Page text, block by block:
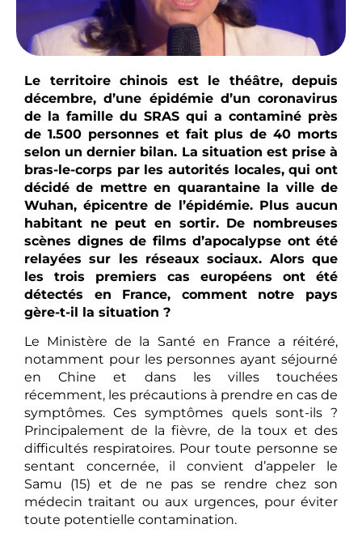
Le territoire chinois est le théâtre, depuis
décembre, d’une épidémie d’un coronavirus
de la famille du SRAS qui a contaminé près
de 1.500 personnes et fait plus de 40 morts
selon un dernier bilan. La situation est prise à
bras-le-corps par les autorités locales, qui ont
décidé de mettre en quarantaine la ville de
Wuhan, épicentre de l’épidémie. Plus aucun
habitant ne peut en sortir. De nombreuses
scènes dignes de films d’apocalypse ont été
relayées sur les réseaux sociaux. Alors que
les trois premiers cas européens ont été
détectés en France, comment notre pays
gère-t-il la situation ?
Le Ministère de la Santé en France a réitéré,
notamment pour les personnes ayant séjourné
en Chine et dans les villes touchées
récemment, les précautions à prendre en cas de
symptômes. Ces symptômes quels sont-ils ?
Principalement de la fièvre, de la toux et des
difficultés respiratoires. Pour toute personne se
sentant concernée, il convient d’appeler le
Samu (15) et de ne pas se rendre chez son
médecin traitant ou aux urgences, pour éviter
toute potentielle contamination.